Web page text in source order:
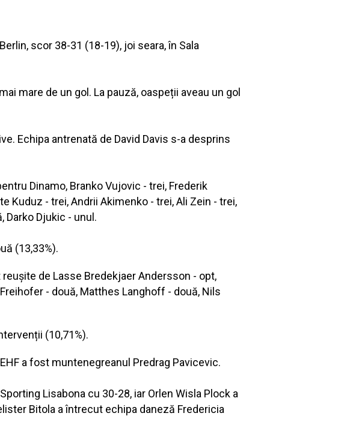
scor 38-31 (18-19), joi seara, în Sala
mare de un gol. La pauză, oaspeții aveau un gol
Echipa antrenată de David Davis s-a desprins
Dinamo, Branko Vujovic - trei, Frederik
Kuduz - trei, Andrii Akimenko - trei, Ali Zein - trei,
Darko Djukic - unul.
(13,33%).
de Lasse Bredekjaer Andersson - opt,
- două, Matthes Langhoff - două, Nils
(10,71%).
a fost muntenegreanul Predrag Pavicevic.
Lisabona cu 30-28, iar Orlen Wisla Plock a
Bitola a întrecut echipa daneză Fredericia